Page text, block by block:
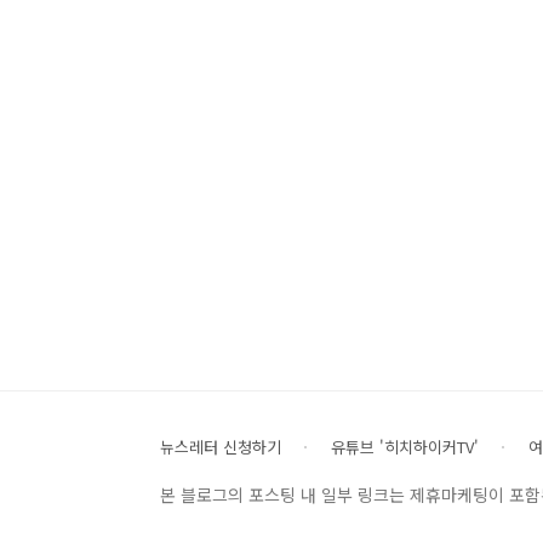
뉴스레터 신청하기 유튜브 '히치하이커TV'
본 블로그의 포스팅 내 일부 링크는 제휴마케팅이 포